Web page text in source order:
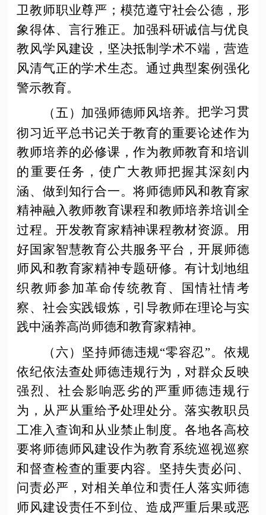
卫教师职业尊严；模范遵守社会公德，形
象得体、言行雅正。加强科研诚信与优良
教风学风建设，坚决抵制学术不端，营造
风清气正的学术生态。通过典型案例强化
警示教育。
（五）加强师德师风培养。把学习贯
彻习近平总书记关于教育的重要论述作为
教师培养的必修课，作为教师教育和培训
的重要任务，使广大教师把握其深刻内
涵、做到知行合一。将师德师风和教育家
精神融入教师教育课程和教师培养培训全
过程。开发教育家精神课程教材资源。用
好国家智慧教育公共服务平台，开展师德
师风和教育家精神专题研修。有计划地组
织教师参加革命传统教育、国情社情考
察、社会实践锻炼，引导教师在理论与实
践中涵养高尚师德和教育家精神。
（六）坚持师德违规“零容忍”。 依规
依纪依法查处师德违规行为，对群众反映
强烈、社会影响恶劣的严重师德违规行
为，从严从重给予处理处分。落实教职员
工准入查询和从业禁止制度。各地各高校
要将师德师风建设作为教育系统巡视巡察
和督查检查的重要内容。坚持失责必问、
问责必严，对相关单位和责任人落实师德
师风建设责任不到位、造成严重后果或恶